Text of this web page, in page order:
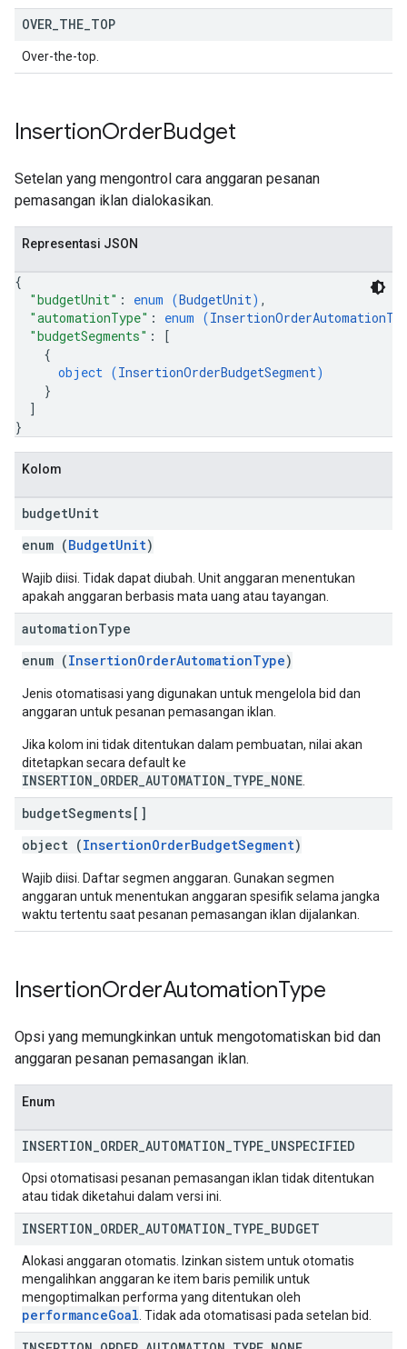
OVER THE TOP
Over-the-top.
InsertionOrderBudget
Setelan yang mengontrol cara anggaran pesanan
pemasangan iklan dialokasikan.
Representasi JSON
{
"budgetUnit" : enum (BudgetUnit) ,
"automationType" : enum (
"budgetSegments" :
[
{
object (InsertionOrderBudgetSegment)
}
]
}
Kolom
budgetUnit
enum (BudgetUnit)
Wajib diisi. Tidak dapat diubah. Unit anggaran menentukan
apakah anggaran berbasis mata uang atau tayangan.
automationType
enum (InsertionOrderAutomationType)
Jenis otomatisasi yang digunakan untuk mengelola bid dan
anggaran untuk pesanan pemasangan iklan.
Jika kolom ini tidak ditentukan dalam pembuatan, nilai akan
ditetapkan secara default ke
INSERTION_ORDER_AUTOMATION_TYPE_NONE
budgetSegments[]
object (InsertionOrderBudgetSegment)
Wajib diisi. Daftar segmen anggaran. Gunakan segmen
anggaran untuk menentukan anggaran spesifik selama jangka
waktu tertentu saat pesanan pemasangan iklan dijalankan.
InsertionOrderAutomationType
Opsi yang memungkinkan untuk mengotomatiskan bid dan
anggaran pesanan pemasangan iklan.
Enum
INSERTION ORDER AUTOMATION TYPE UNSPECIFIED
Opsi otomatisasi pesanan pemasangan iklan tidak ditentukan
atau tidak diketahui dalam versi ini.
INSERTION ORDER AUTOMATION TYPE BUDGET
Alokasi anggaran otomatis. Izinkan sistem untuk otomatis
mengalihkan anggaran ke item baris pemilik untuk
mengoptimalkan performa yang ditentukan oleh
performanceGoal . Tidak ada otomatisasi pada setelan bid.